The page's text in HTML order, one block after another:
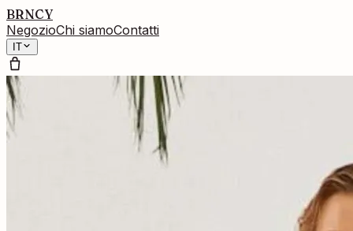
BRNCY
NegozioChi siamoContatti
IT